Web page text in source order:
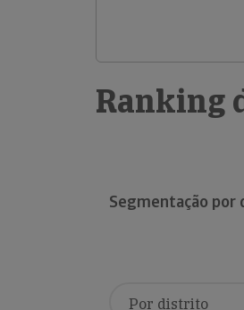
Ranking
Segmentação por